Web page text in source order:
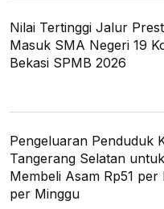
Nilai Tertinggi Jalur
Masuk SMA Negeri 19
Bekasi SPMB 2026
Pengeluaran Penduduk
Tangerang Selatan untuk
Membeli Asam Rp51 per
per Minggu